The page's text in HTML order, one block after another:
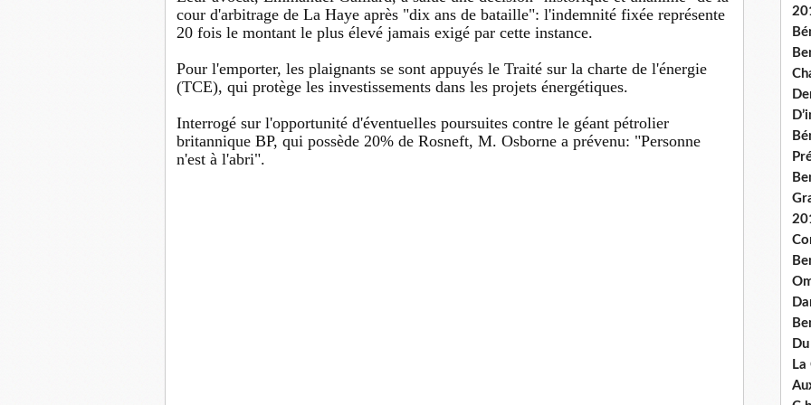
cour d'arbitrage de La Haye après "dix ans de bataille": l'indemnité fixée représente
20 fois le montant le plus élevé jamais exigé par cette instance.
Pour l'emporter, les plaignants se sont appuyés le Traité sur la charte de l'énergie
(TCE), qui protège les investissements dans les projets énergétiques.
Interrogé sur l'opportunité d'éventuelles poursuites contre le géant pétrolier
britannique BP, qui possède 20% de Rosneft, M. Osborne a prévenu: "Personne
n'est à l'abri".